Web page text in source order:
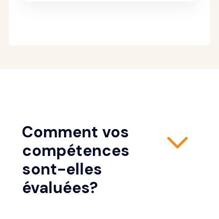
Comment vos
compétences
sont-elles
évaluées?